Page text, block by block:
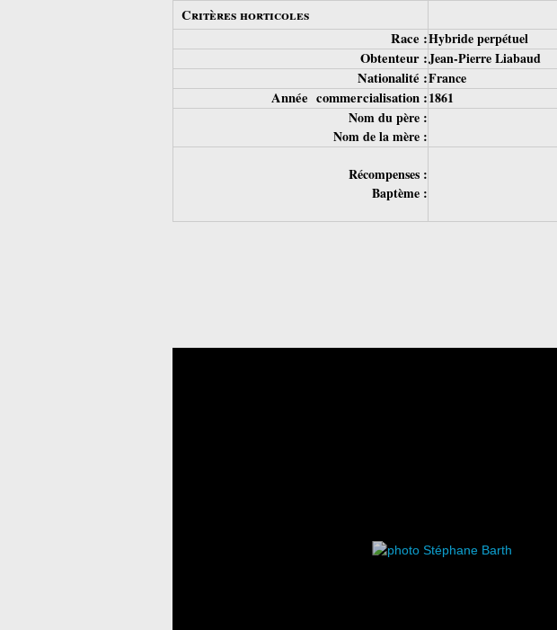
Critères horticoles
Race :Hybride perpétuel
Obtenteur :Jean-Pierre Liabaud
Nationalité :France
Année commercialisation :1861
Nom du père :
Nom de la mère :
Récompenses :
Baptème :